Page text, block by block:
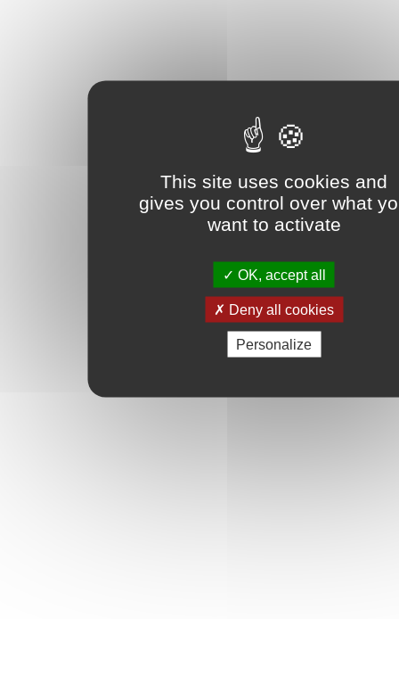
This site uses cookies and
gives you control over what
want to activate
OK, accept all
Deny all cookies
Personalize